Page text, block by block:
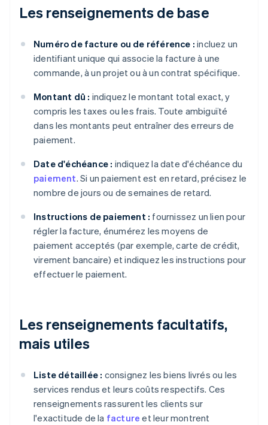
Les renseignements de base
Numéro de facture ou de référence : incluez un
identifiant unique qui associe la facture à une
commande, à un projet ou à un contrat spécifique.
Montant dû : indiquez le montant total exact, y
compris les taxes ou les frais. Toute ambiguïté
dans les montants peut entraîner des erreurs de
paiement.
Date d'échéance : indiquez la date d'échéance du
paiement. Si un paiement est en retard, précisez le
nombre de jours ou de semaines de retard.
Instructions de paiement : fournissez un lien pour
régler la facture, énumérez les moyens de
paiement acceptés (par exemple, carte de crédit,
virement bancaire) et indiquez les instructions pour
effectuer le paiement.
Les renseignements facultatifs,
mais utiles
Liste détaillée : consignez les biens livrés ou les
services rendus et leurs coûts respectifs. Ces
renseignements rassurent les clients sur
l'exactitude de la facture et leur montrent